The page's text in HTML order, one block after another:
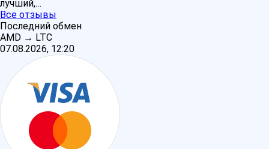
лучший,…
Все отзывы
Последний обмен
AMD → LTC
07.08.2026, 12:20